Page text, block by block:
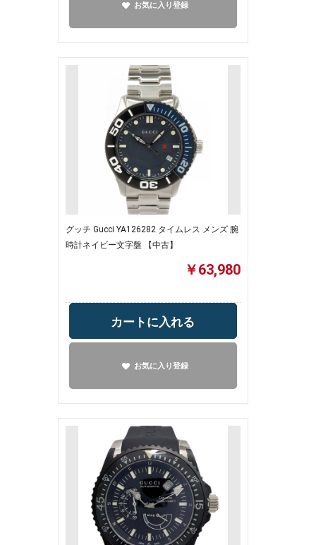
お気に入り登録
グッチ Gucci YA126282 タイムレス メンズ 腕
時計ネイビー文字盤 【中古】
￥63,980
カートに入れる
お気に入り登録